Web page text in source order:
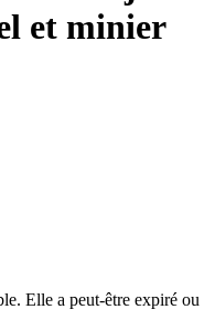
et minier
Elle a peut-être expiré ou